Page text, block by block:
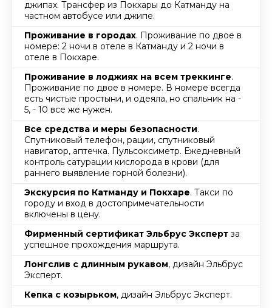
джипах. Трансфер из Покхары до Катманду на
частном автобусе или джипе.
Проживание в городах. Проживание по двое в
номере: 2 ночи в отеле в Катманду и 2 ночи в
отеле в Покхаре.
Проживание в лоджиях на всем треккинге.
Проживание по двое в номере. В номере всегда
есть чистые простыни, и одеяла, но спальник на -
5, - 10 все же нужен.
Все средства и меры безопасности.
Спутниковый телефон, рации, спутниковый
навигатор, аптечка. Пульсоксиметр. Ежедневный
контроль сатурации кислорода в крови (для
раннего выявление горной болезни).
Экскурсия по Катманду и Покхаре. Такси по
городу и вход в достопримечательности
включены в цену.
Фирменный сертификат Эльбрус Эксперт за
успешное прохождения маршрута.
Лонгслив с длинным рукавом, дизайн Эльбрус
Эксперт.
Кепка с козырьком, дизайн Эльбрус Эксперт.